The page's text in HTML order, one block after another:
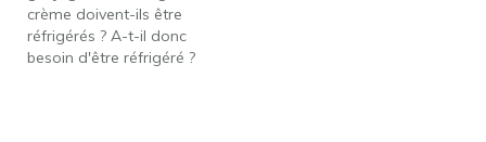
crème doivent-ils être
réfrigérés ? A-t-il donc
besoin d'être réfrigéré ?